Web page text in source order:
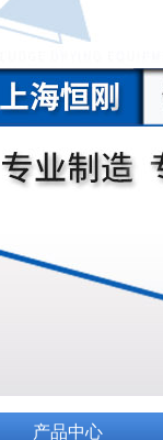
产品中心